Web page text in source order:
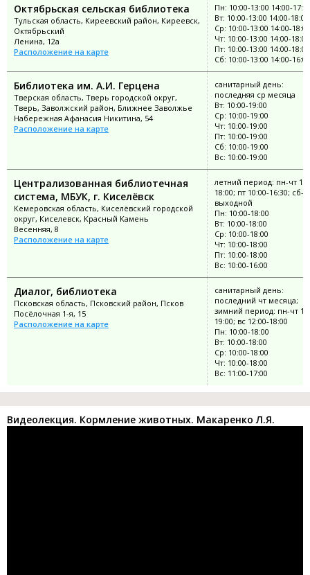
Октябрьская сельская библиотека
Тульская область, Киреевский район, Киреевск,
Октябрьский
Ленина, 12а
Расположение на карте
Пн: 10:00-13:00 14:00-
Вт: 10:00-13:00 14:00-18:00
Ср: 10:00-13:00 14:00-18:00
Чт: 10:00-13:00 14:00-18:00
Пт: 10:00-13:00 14:00-18:00
Сб: 10:00-13:00 14:00-16:00
Библиотека им. А.И. Герцена
Тверская область, Тверь городской округ,
Тверь, Заволжский район, Ближнее Заволжье
Набережная Афанасия Никитина, 54
Расположение на карте
санитарный день:
последняя ср месяца
Вт: 10:00-19:00
Ср: 10:00-19:00
Чт: 10:00-19:00
Пт: 10:00-19:00
Сб: 10:00-19:00
Вс: 10:00-19:00
Централизованная библиотечная
система, МБУК, г. Киселёвск
Кемеровская область, Киселёвский городской
округ, Киселевск, Красный Камень
Весенняя, 8
Расположение на карте
летний период: пн-чт
18:00; пт 10:00-16:30; сб-
выходной
Пн: 10:00-18:00
Вт: 10:00-18:00
Ср: 10:00-18:00
Чт: 10:00-18:00
Пт: 10:00-18:00
Вс: 10:00-16:00
Диалог, библиотека
Псковская область, Псковский район, Псков
Посёлочная 1-я, 15
Расположение на карте
санитарный день:
последний чт месяца;
зимний период: пн-чт
19:00; вс 12:00-18:00
Пн: 10:00-18:00
Вт: 10:00-18:00
Ср: 10:00-18:00
Чт: 10:00-18:00
Вс: 11:00-17:00
Видеолекция. Кормление животных. Макаренко Л.Я.